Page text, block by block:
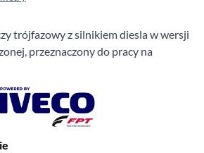
trójfazowy z silnikiem diesla w wersji
przeznaczony do pracy na